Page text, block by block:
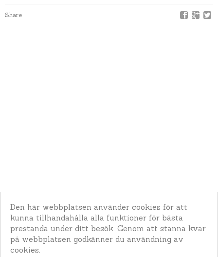
Share
Den här webbplatsen använder cookies för att
kunna tillhandahålla alla funktioner för bästa
prestanda under ditt besök. Genom att stanna kvar
på webbplatsen godkänner du användning av
cookies.